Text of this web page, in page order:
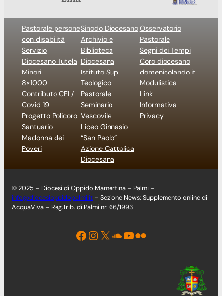
Pastorale persone
con disabilità
Servizio
Diocesano Tutela
Minori
8×1000
Contributo CEI /
Covid 19
Progetto Policoro
Santuario
Madonna dei
Poveri
Sinodo Diocesano
Archivio e
Biblioteca
Diocesana
Istituto Sup.
Teologico
Pastorale
Seminario
Vescovile
Liceo Ginnasio
“San Paolo”
Azione Cattolica
Diocesana
Osservatorio
Pastorale
Segni dei Tempi
Coro diocesano
domenicolando.it
Modulistica
Link
Informativa
Privacy
© 2025 – Diocesi di Oppido Mamertina – Palmi –
info@diocesioppidopalmi.it – Sezione News: Supplemento online di
AcquaViva – Reg.Trib. di Palmi nr. 66/1993
Facebook Instagram X Soundcloud YouTube Flickr